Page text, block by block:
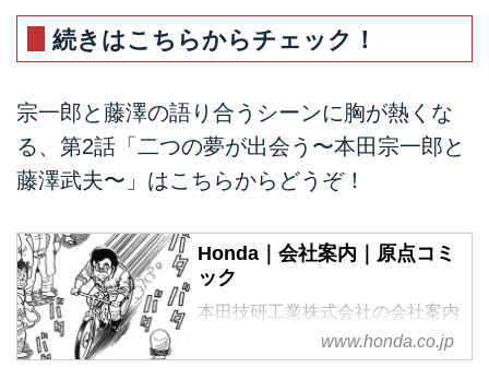
続きはこちらからチェック！
宗一郎と藤澤の語り合うシーンに胸が熱くな
る、第2話「二つの夢が出会う〜本田宗一郎と
藤澤武夫〜」はこちらからどうぞ！
Honda｜会社案内｜原点コミ
ック
本田技研工業株式会社の会社案内
です。Hondaの企業理念、会社概
要、事業内容、および様々な取り
www.honda.co.jp